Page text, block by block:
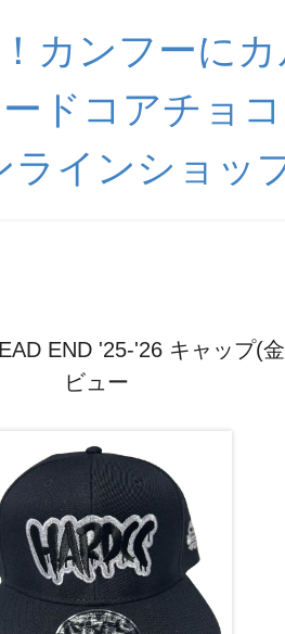
カンフーに
ドコアチョ
インショップ
END '25-'26 キャップ(
ビュー